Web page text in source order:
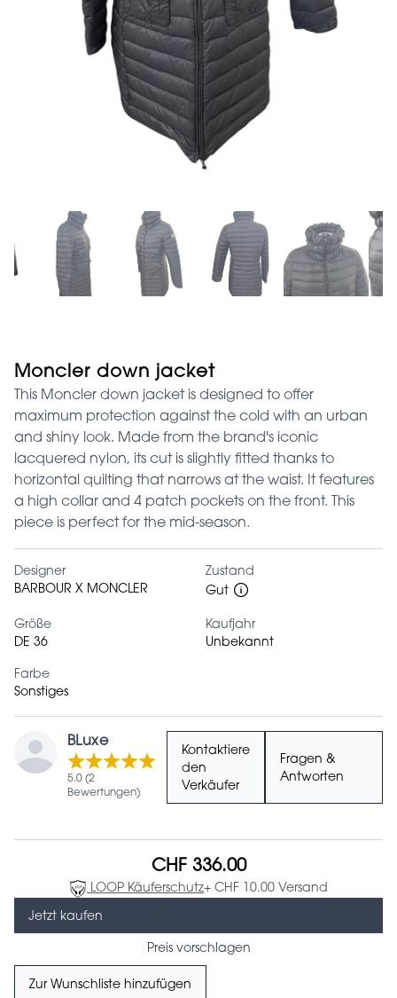
Moncler down jacket
This Moncler down jacket is designed to offer
maximum protection against the cold with an urban
and shiny look. Made from the brand's iconic
lacquered nylon, its cut is slightly fitted thanks to
horizontal quilting that narrows at the waist. It features
a high collar and 4 patch pockets on the front. This
piece is perfect for the mid-season.
Designer
BARBOUR X MONCLER
Zustand
Gut
Größe
DE 36
Kaufjahr
Unbekannt
Farbe
Sonstiges
BLuxe
5.0 (2
Bewertungen)
Kontaktiere
den
Verkäufer
Fragen &
Antworten
CHF 336.00
LOOP Käuferschutz+ CHF 10.00 Versand
Jetzt kaufen
Preis vorschlagen
Zur Wunschliste hinzufügen